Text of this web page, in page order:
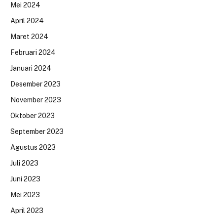
Mei 2024
April 2024
Maret 2024
Februari 2024
Januari 2024
Desember 2023
November 2023
Oktober 2023
September 2023
Agustus 2023
Juli 2023
Juni 2023
Mei 2023
April 2023